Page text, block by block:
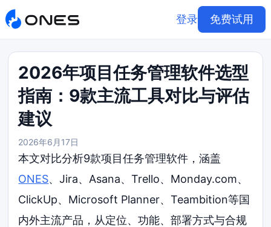
登录 免费试用
2026年项目任务管理软件选型
指南：9款主流工具对比与评估
建议
2026年6月17日
本文对比分析9款项目任务管理软件，涵盖
ONES、Jira、Asana、Trello、Monday.com、
ClickUp、Microsoft Planner、Teambition等国
内外主流产品，从定位、功能、部署方式与合规